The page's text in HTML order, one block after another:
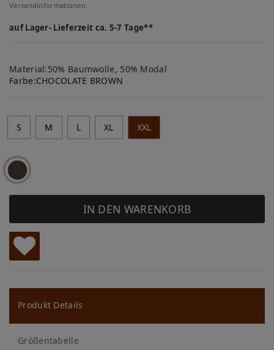
Versandinformationen.
auf Lager- Lieferzeit ca. 5-7 Tage**
Material:50% Baumwolle, 50% Modal
Farbe:CHOCOLATE BROWN
S M L XL XXL
IN DEN WARENKORB
W
u
ns
ch
Produkt Details
Größentabelle